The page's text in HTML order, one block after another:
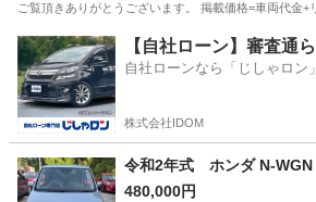
ご覧頂きありがとうございます。 掲載価格=車両代金
千葉 千葉市 作草部駅 ゴルフ
【自社ローン】審査通
自社ローンなら「じしゃロン
株式会社IDOM
令和2年式 ホンダ N-WGN
480,000円